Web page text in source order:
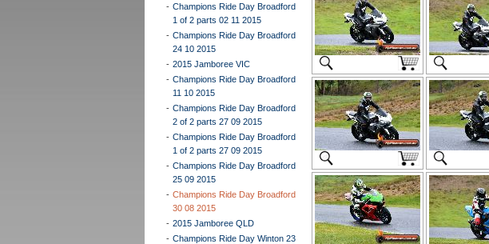
- Champions Ride Day Broadford
1 of 2 parts 02 11 2015
- Champions Ride Day Broadford
24 10 2015
- 2015 Jamboree VIC
- Champions Ride Day Broadford
11 10 2015
- Champions Ride Day Broadford
2 of 2 parts 27 09 2015
- Champions Ride Day Broadford
1 of 2 parts 27 09 2015
- Champions Ride Day Broadford
25 09 2015
- Champions Ride Day Broadford
30 08 2015
- 2015 Jamboree QLD
- Champions Ride Day Winton 23